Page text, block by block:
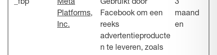
_fbp
Meta
Platforms,
Inc.
Gebruikt door
Facebook om een
reeks
advertentieproducte
n te leveren, zoals
3
maand
en